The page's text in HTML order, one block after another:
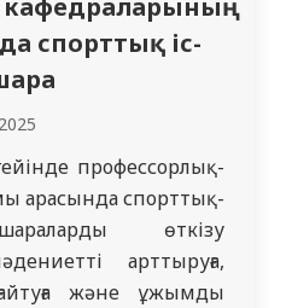
спорттық іс-
профессорлық-
арасында спорттық-
өткізу
арттыруға,
және ұжымды